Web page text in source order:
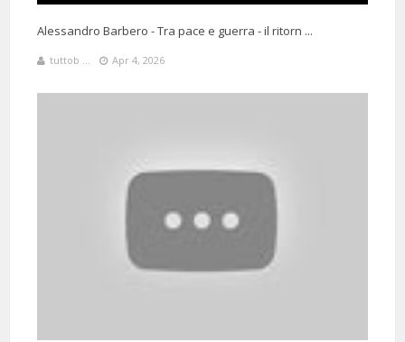
Alessandro Barbero - Tra pace e guerra - il ritorn ...
tuttob ... Apr 4, 2026